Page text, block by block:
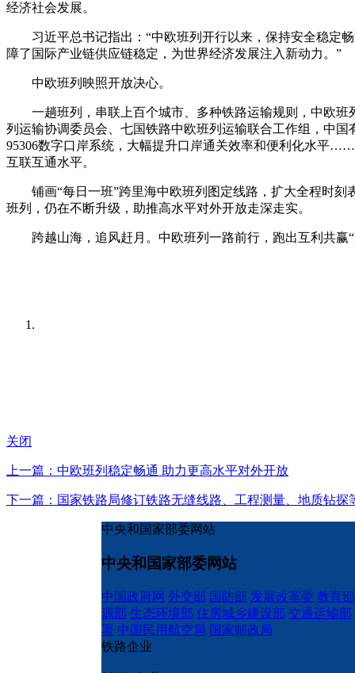
经济社会发展。
习近平总书记指出：“中欧班列开行以来，保持安全稳定
障了国际产业链供应链稳定，为世界经济发展注入新动力。”
中欧班列映照开放决心。
一趟班列，串联上百个城市、多种铁路运输规则，中欧
列运输协调委员会、七国铁路中欧班列运输联合工作组，中
95306数字口岸系统，大幅提升口岸通关效率和便利化水平
互联互通水平。
铺画“每日一班”跨里海中欧班列图定线路，扩大全程时
班列，仍在不断升级，助推高水平对外开放走深走实。
跨越山海，追风赶月。中欧班列一路前行，跑出互利共赢
关闭
上一篇：中欧班列稳定畅通 助力更高水平对外开放
下一篇：国家铁路局修订铁路无缝线路、工程测量、地质钻探
中央和国家部委网站
中央和国家部委网站
中国政府网 外交部 国防部 发展改革委 教育部
源部 生态环境部 住房城乡建设部 交通运输部
署 中国民用航空局 国家邮政局
铁路企业